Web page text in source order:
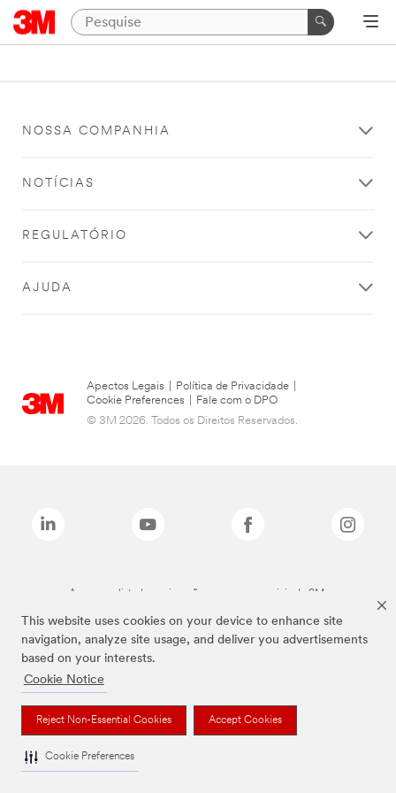
This website uses cookies on your device to enhance site
navigation, analyze site usage, and deliver you advertisements
based on your interests.
Cookie Notice
Reject Non-Essential Cookies Accept Cookies
Cookie Preferences
NOSSA COMPANHIA
NOTÍCIAS
REGULATÓRIO
AJUDA
Apectos Legais Política de Privacidade
Cookie Preferences
Fale com o DPO
© 3M 2026. Todos os Direitos Reservados.
As marcas listadas a cima são marcas comerciais da 3M.